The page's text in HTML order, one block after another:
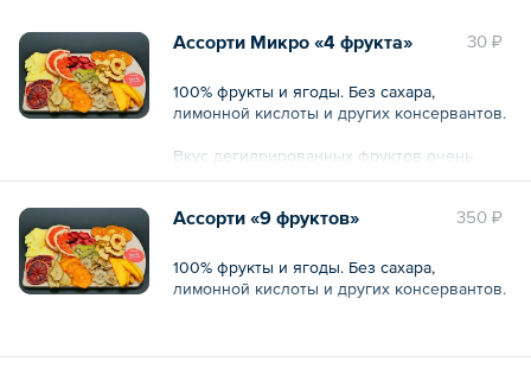
30 ₽
Ассорти Микро «4 фрукта»
100% фрукты и ягоды. Без сахара,
лимонной кислоты и других консервантов.
Вкус дегидрированных фруктов очень
интенсивный, поэтому вы быстро
килограммов. Все витамины, которые350 ₽
Ассорти «9 фруктов»
100% фрукты и ягоды. Без сахара,
лимонной кислоты и других консервантов.
Общий вес – 60 г